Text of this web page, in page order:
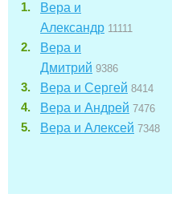
Вера и
Александр 11111
Вера и
Дмитрий 9386
Вера и Сергей 8414
Вера и Андрей 7476
Вера и Алексей 7348